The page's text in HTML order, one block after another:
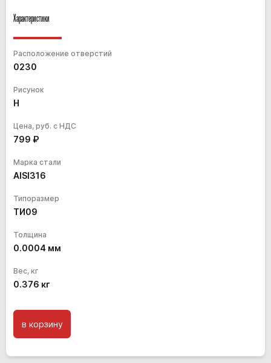
Характеристики
Расположение отверстий
0230
Рисунок
H
Цена, руб. с НДС
799 ₽
Марка стали
AISI316
Типоразмер
ТИ09
Толщина
0.0004 мм
Вес, кг
0.376 кг
в корзину